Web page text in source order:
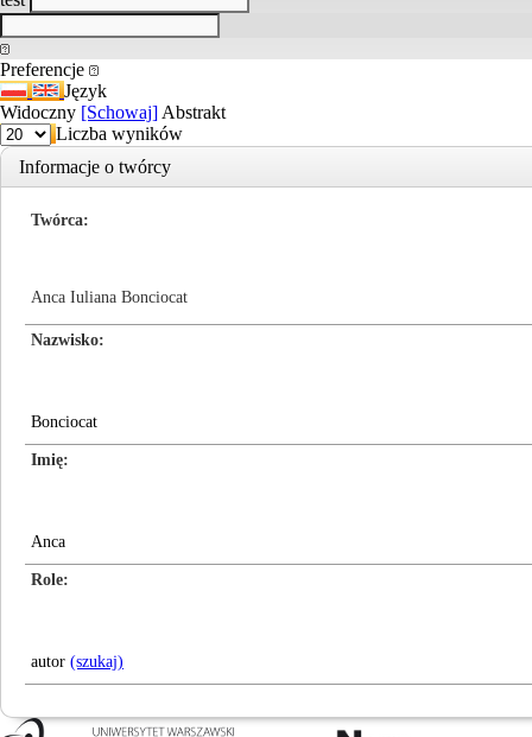
Preferencje
Język
Widoczny [Schowaj] Abstrakt
Liczba wyników
Informacje o twórcy
Twórca
Anca Iuliana Bonciocat
Nazwisko
Bonciocat
Imię
Anca
Role
autor (szukaj)